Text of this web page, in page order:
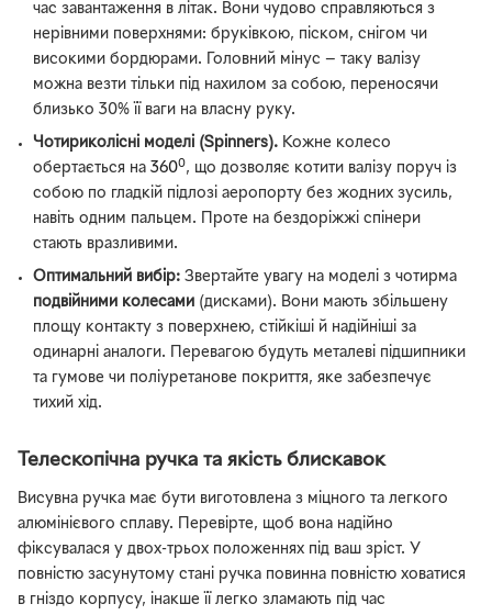
час завантаження в літак. Вони чудово справляються з
нерівними поверхнями: бруківкою, піском, снігом чи
високими бордюрами. Головний мінус — таку валізу
можна везти тільки під нахилом за собою, переносячи
близько 30% її ваги на власну руку.
Чотириколісні моделі (Spinners). Кожне колесо
обертається на3600, що дозволяє котити валізу поруч із
собою по гладкій підлозі аеропорту без жодних зусиль,
навіть одним пальцем. Проте на бездоріжжі спінери
стають вразливими.
Оптимальний вибір: Звертайте увагу на моделі з чотирма
подвійними колесами (дисками). Вони мають збільшену
площу контакту з поверхнею, стійкіші й надійніші за
одинарні аналоги. Перевагою будуть металеві підшипники
та гумове чи поліуретанове покриття, яке забезпечує
тихий хід.
Телескопічна ручка та якість блискавок
Висувна ручка має бути виготовлена з міцного та легкого
алюмінієвого сплаву. Перевірте, щоб вона надійно
фіксувалася у двох-трьох положеннях під ваш зріст. У
повністю засунутому стані ручка повинна повністю ховатися
в гніздо корпусу, інакше її легко зламають під час